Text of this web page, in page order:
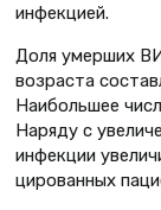
инфекцией.
Доля умерших
возраста
Наибольшее
Наряду с
инфекции
цированных